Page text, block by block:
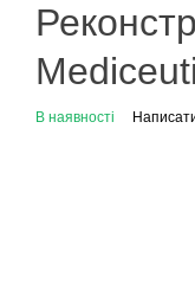
В наявності